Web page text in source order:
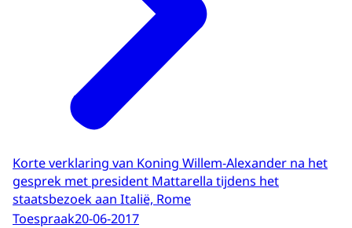
Korte verklaring van Koning Willem-Alexander na het
gesprek met president Mattarella tijdens het
staatsbezoek aan Italië, Rome
Toespraak20-06-2017